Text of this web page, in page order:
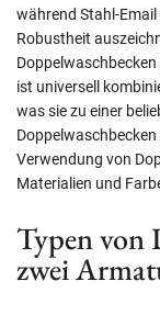
während Stahl-
Robustheit
ist universell
was sie zu einer
Verwendung von
Materialien und
Typen von
zwei